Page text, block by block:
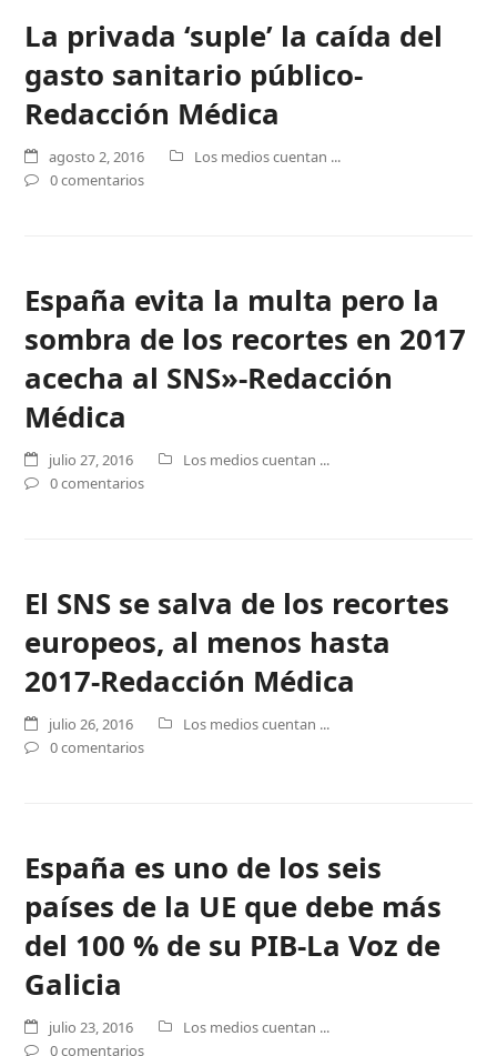
La privada ‘suple’ la caída del
gasto sanitario público-
Redacción Médica
agosto 2, 2016
Los medios cuentan ...
0 comentarios
España evita la multa pero la
sombra de los recortes en 2017
acecha al SNS»-Redacción
Médica
julio 27, 2016
Los medios cuentan ...
0 comentarios
El SNS se salva de los recortes
europeos, al menos hasta
2017-Redacción Médica
julio 26, 2016
Los medios cuentan ...
0 comentarios
España es uno de los seis
países de la UE que debe más
del 100 % de su PIB-La Voz de
Galicia
julio 23, 2016
Los medios cuentan ...
0 comentarios